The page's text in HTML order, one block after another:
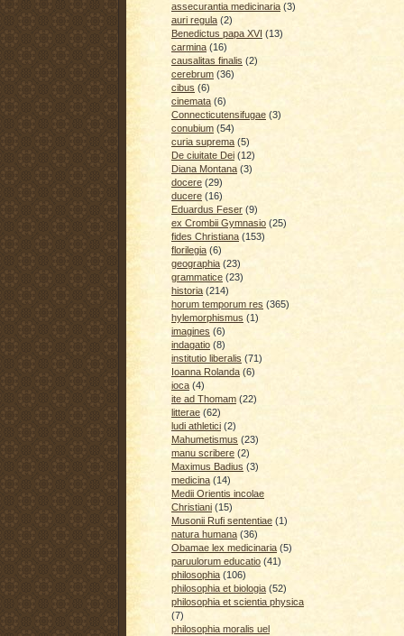
assecurantia medicinaria (3)
auri regula (2)
Benedictus papa XVI (13)
carmina (16)
causalitas finalis (2)
cerebrum (36)
cibus (6)
cinemata (6)
Connecticutensifugae (3)
conubium (54)
curia suprema (5)
De ciuitate Dei (12)
Diana Montana (3)
docere (29)
ducere (16)
Eduardus Feser (9)
ex Crombii Gymnasio (25)
fides Christiana (153)
florilegia (6)
geographia (23)
grammatice (23)
historia (214)
horum temporum res (365)
hylemorphismus (1)
imagines (6)
indagatio (8)
institutio liberalis (71)
Ioanna Rolanda (6)
ioca (4)
ite ad Thomam (22)
litterae (62)
ludi athletici (2)
Mahumetismus (23)
manu scribere (2)
Maximus Badius (3)
medicina (14)
Medii Orientis incolae
Christiani (15)
Musonii Rufi sententiae (1)
natura humana (36)
Obamae lex medicinaria (5)
paruulorum educatio (41)
philosophia (106)
philosophia et biologia (52)
philosophia et scientia physica
(7)
philosophia moralis uel